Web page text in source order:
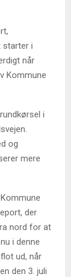
starter i
når
Kommune
i
og
mere
der
nord for at
i denne
ud, når
den 3. juli